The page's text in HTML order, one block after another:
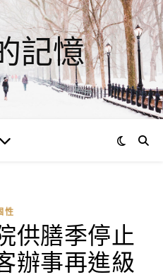
記憶
性
供膳季停止
辦事再進級